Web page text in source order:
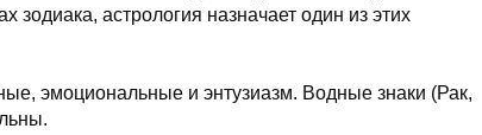
зодиака, астрология назначает один из этих
эмоциональные и энтузиазм. Водные знаки (Рак,